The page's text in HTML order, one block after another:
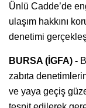
Ünlü Cadde’de
ulaşım hakkını
denetimi
BURSA (İGFA) -
zabıta
ve yaya geçiş